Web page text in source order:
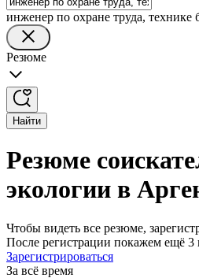
инженер по охране труда, технике
Резюме
Найти
Резюме
экологии в
Чтобы видеть все резюме,
После регистрации покажем ещё 3
Зарегистрироваться
За всё время